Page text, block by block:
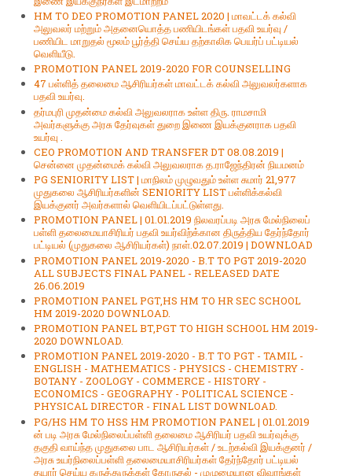
HM TO DEO PROMOTION PANEL 2020 | மாவட்டக் கல்வி
அலுவலர் மற்றும் அதனையொத்த பணியிடங்கள் பதவி உயர்வு /
பணியிட மாறுதல் மூலம் பூர்த்தி செய்ய தற்காலிக பெயர்ப் பட்டியல்
வெளியீடு.
PROMOTION PANEL 2019-2020 FOR COUNSELLING
47 பள்ளித் தலைமை ஆசிரியர்கள் மாவட்டக் கல்வி அலுவலர்களாக
பதவி உயர்வு.
தர்மபுரி முதன்மை கல்வி அலுவலராக உள்ள திரு. ராமசாமி
அவர்களுக்கு அரசு தேர்வுகள் துறை இணை இயக்குனராக பதவி
உயர்வு .
CEO PROMOTION AND TRANSFER DT 08.08.2019 |
சென்னை முதன்மைக் கல்வி அலுவலராக த.ராஜேந்திரன் நியமனம்
PG SENIORITY LIST | மாநிலம் முழுவதும் உள்ள சுமார் 21,977
முதுகலை ஆசிரியர்களின் SENIORITY LIST பள்ளிக்கல்வி
இயக்குனர் அவர்களால் வெளியிடப்பட்டுள்ளது.
PROMOTION PANEL | 01.01.2019 நிலவரப்படி அரசு மேல்நிலைப்
பள்ளி தலைமையாசிரியர் பதவி உயர்விற்க்கான திருத்திய தேர்ந்தோர்
பட்டியல் (முதுகலை ஆசிரியர்கள்) நாள்.02.07.2019 | DOWNLOAD
PROMOTION PANEL 2019-2020 - B.T TO PGT 2019-2020
ALL SUBJECTS FINAL PANEL - RELEASED DATE
26.06.2019
PROMOTION PANEL PGT,HS HM TO HR SEC SCHOOL
HM 2019-2020 DOWNLOAD.
PROMOTION PANEL BT,PGT TO HIGH SCHOOL HM 2019-
2020 DOWNLOAD.
PROMOTION PANEL 2019-2020 - B.T TO PGT - TAMIL -
ENGLISH - MATHEMATICS - PHYSICS - CHEMISTRY -
BOTANY - ZOOLOGY - COMMERCE - HISTORY -
ECONOMICS - GEOGRAPHY - POLITICAL SCIENCE -
PHYSICAL DIRECTOR - FINAL LIST DOWNLOAD.
PG/HS HM TO HSS HM PROMOTION PANEL | 01.01.2019
ன் படி அரசு மேல்நிலைப்பள்ளி தலைமை ஆசிரியர் பதவி உயர்வுக்கு
தகுதி வாய்ந்த முதுகலை பாட ஆசிரியர்கள் / உடற்கல்வி இயக்குனர் /
அரசு உயர்நிலைப்பள்ளி தலைமையாசிரியர்கள் தேர்ந்தோர் பட்டியல்
தயார் செய்ய கருத்துருக்கள் கோருதல் - முழுமையான விவரங்கள்